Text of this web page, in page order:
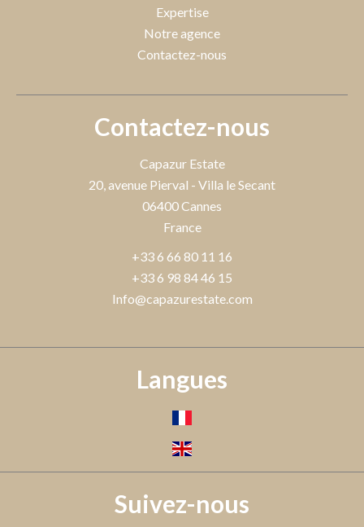
Expertise
Notre agence
Contactez-nous
Contactez-nous
Capazur Estate
20, avenue Pierval - Villa le Secant
06400Cannes
France
+33 6 66 80 11 16
+33 6 98 84 46 15
Info@capazurestate.com
Langues
Suivez-nous